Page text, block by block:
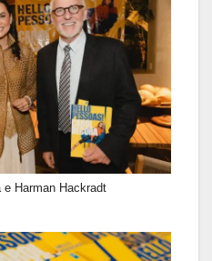
e Harman Hackradt